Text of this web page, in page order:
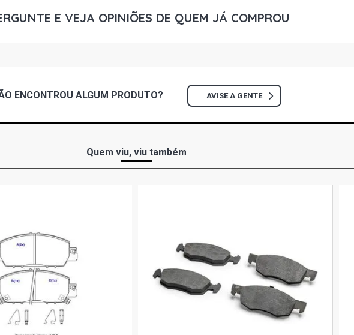
E VEJA OPINIÕES DE QUEM JÁ COMPROU
ENCONTROU ALGUM PRODUTO? AVISE A GENTE
Quem viu, viu também